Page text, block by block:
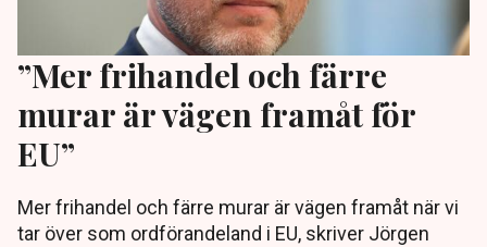
”Mer frihandel och färre
murar är vägen framåt för
EU”
Mer frihandel och färre murar är vägen framåt när vi
tar över som ordförandeland i EU, skriver Jörgen